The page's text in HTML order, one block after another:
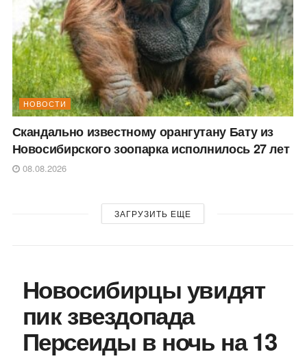
НОВОСТИ
Скандально известному орангутану Бату из
Новосибирского зоопарка исполнилось 27 лет
08.08.2026
ЗАГРУЗИТЬ ЕЩЕ
Новосибирцы увидят
пик звездопада
Персеиды в ночь на 13